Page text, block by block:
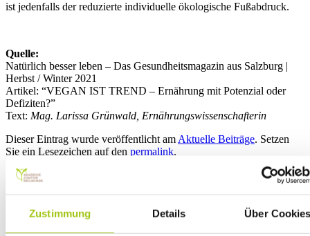
Zustimmung Details Über
ist jedenfalls der reduzierte individuelle ökologische Fußabdruck.
Quelle:
Natürlich besser leben – Das Gesundheitsmagazin aus Salzburg |
Herbst / Winter 2021
Artikel: “VEGAN IST TREND – Ernährung mit Potenzial oder
Defiziten?”
Text: Mag. Larissa Grünwald, Ernährungswissenschafterin
Dieser Eintrag wurde veröffentlicht am Aktuelle Beiträge. Setzen
Sie ein Lesezeichen auf den permalink.
PILZE – UNBEKANNTE WESEN MIT MANNIGFALTIGEM
POTENZIAL